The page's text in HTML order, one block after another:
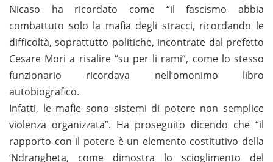
Nicaso ha ricordato come “il fascismo abbia
combattuto solo la mafia degli stracci, ricordando le
difficoltà, soprattutto politiche, incontrate dal prefetto
Cesare Mori a risalire “su per li rami”, come lo stesso
funzionario ricordava nell’omonimo libro
autobiografico.
Infatti, le mafie sono sistemi di potere non semplice
violenza organizzata”. Ha proseguito dicendo che “il
rapporto con il potere è un elemento costitutivo della
‘Ndrangheta, come dimostra lo scioglimento del